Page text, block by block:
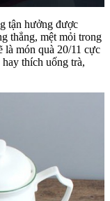
tận hưởng được
thẳng, mệt mỏi trong
là món quà 20/11 cực
thích uống trà,